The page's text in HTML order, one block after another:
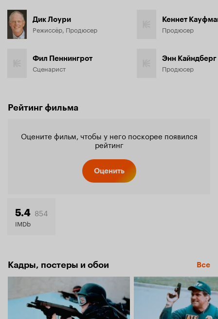
Дик Лоури
Режиссёр, Продюсер
Фил Пеннингрот
Сценарист
Кеннет
Продюсер
Энн Кайндберг
Продюсер
Рейтинг фильма
Оцените фильм, чтобы у него поскорее появился
рейтинг
Оценить
5.4 854
IMDb
Кадры, постеры и обои Все